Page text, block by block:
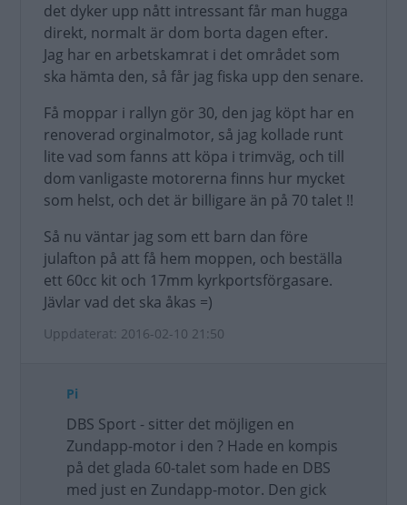
det dyker upp nått intressant får man hugga
direkt, normalt är dom borta dagen efter.
Jag har en arbetskamrat i det området som
ska hämta den, så får jag fiska upp den senare.
Få moppar i rallyn gör 30, den jag köpt har en
renoverad orginalmotor, så jag kollade runt
lite vad som fanns att köpa i trimväg, och till
dom vanligaste motorerna finns hur mycket
som helst, och det är billigare än på 70 talet !!
Så nu väntar jag som ett barn dan före
julafton på att få hem moppen, och beställa
ett 60cc kit och 17mm kyrkportsförgasare.
Jävlar vad det ska åkas =)
Uppdaterat: 2016-02-10 21:50
Pi
DBS Sport - sitter det möjligen en
Zundapp-motor i den ? Hade en kompis
på det glada 60-talet som hade en DBS
med just en Zundapp-motor. Den gick